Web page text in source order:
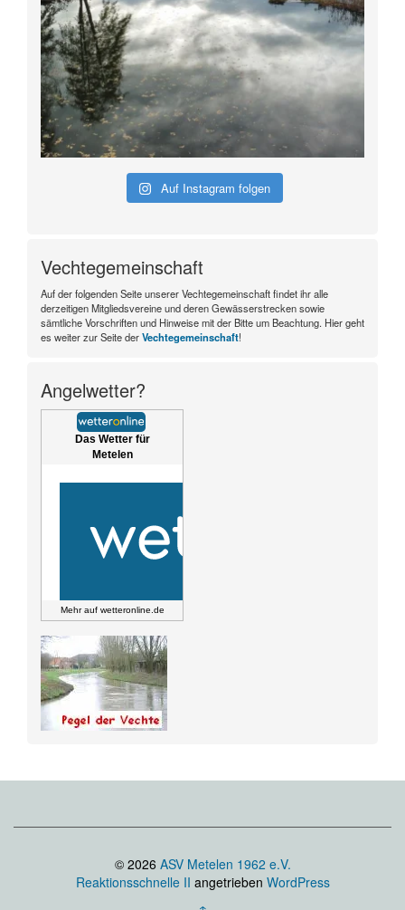
Auf Instagram folgen
Vechtegemeinschaft
Auf der folgenden Seite unserer Vechtegemeinschaft findet ihr alle
derzeitigen Mitgliedsvereine und deren Gewässerstrecken sowie
sämtliche Vorschriften und Hinweise mit der Bitte um Beachtung. Hier geht
es weiter zur Seite derVechtegemeinschaft!
Angelwetter?
Das Wetter für
Metelen
Mehr auf wetteronline.de
© 2026 ASV Metelen 1962 e.V.
Reaktionsschnelle II angetrieben WordPress